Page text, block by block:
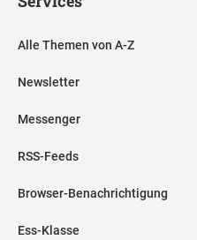
Alle Themen von A-Z
Newsletter
Messenger
RSS-Feeds
Browser-Benachrichtigung
Ess-Klasse